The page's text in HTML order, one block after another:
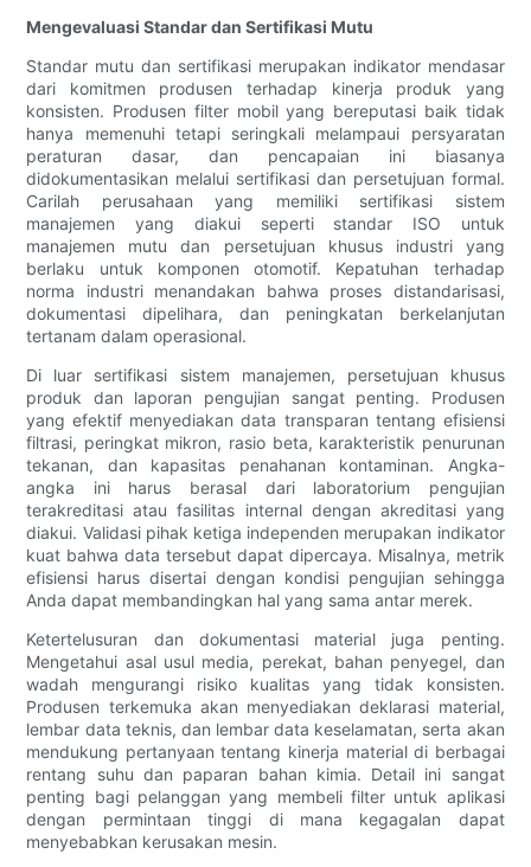
Mengevaluasi Standar dan Sertifikasi Mutu
Standar mutu dan sertifikasi merupakan indikator mendasar
dari komitmen produsen terhadap kinerja produk yang
konsisten. Produsen filter mobil yang bereputasi baik tidak
hanya memenuhi tetapi seringkali melampaui persyaratan
peraturan dasar, dan pencapaian ini biasanya
didokumentasikan melalui sertifikasi dan persetujuan formal.
Carilah perusahaan yang memiliki sertifikasi sistem
manajemen yang diakui seperti standar ISO untuk
manajemen mutu dan persetujuan khusus industri yang
berlaku untuk komponen otomotif. Kepatuhan terhadap
norma industri menandakan bahwa proses distandarisasi,
dokumentasi dipelihara, dan peningkatan berkelanjutan
tertanam dalam operasional.
Di luar sertifikasi sistem manajemen, persetujuan khusus
produk dan laporan pengujian sangat penting. Produsen
yang efektif menyediakan data transparan tentang efisiensi
filtrasi, peringkat mikron, rasio beta, karakteristik penurunan
tekanan, dan kapasitas penahanan kontaminan. Angka-
angka ini harus berasal dari laboratorium pengujian
terakreditasi atau fasilitas internal dengan akreditasi yang
diakui. Validasi pihak ketiga independen merupakan indikator
kuat bahwa data tersebut dapat dipercaya. Misalnya, metrik
efisiensi harus disertai dengan kondisi pengujian sehingga
Anda dapat membandingkan hal yang sama antar merek.
Ketertelusuran dan dokumentasi material juga penting.
Mengetahui asal usul media, perekat, bahan penyegel, dan
wadah mengurangi risiko kualitas yang tidak konsisten.
Produsen terkemuka akan menyediakan deklarasi material,
lembar data teknis, dan lembar data keselamatan, serta akan
mendukung pertanyaan tentang kinerja material di berbagai
rentang suhu dan paparan bahan kimia. Detail ini sangat
penting bagi pelanggan yang membeli filter untuk aplikasi
dengan permintaan tinggi di mana kegagalan dapat
menyebabkan kerusakan mesin.